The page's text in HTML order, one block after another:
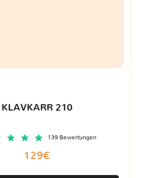
KLAVKARR 210
139 Bewertungen
129€